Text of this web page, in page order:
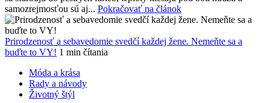
samozrejmosťou sú aj... Pokračovať na článok
Prirodzenosť a sebavedomie svedčí každej žene. Nemeňte sa a
buďte to VY! 1 min čítania
Móda a krása
Rady a návody
Životný štýl